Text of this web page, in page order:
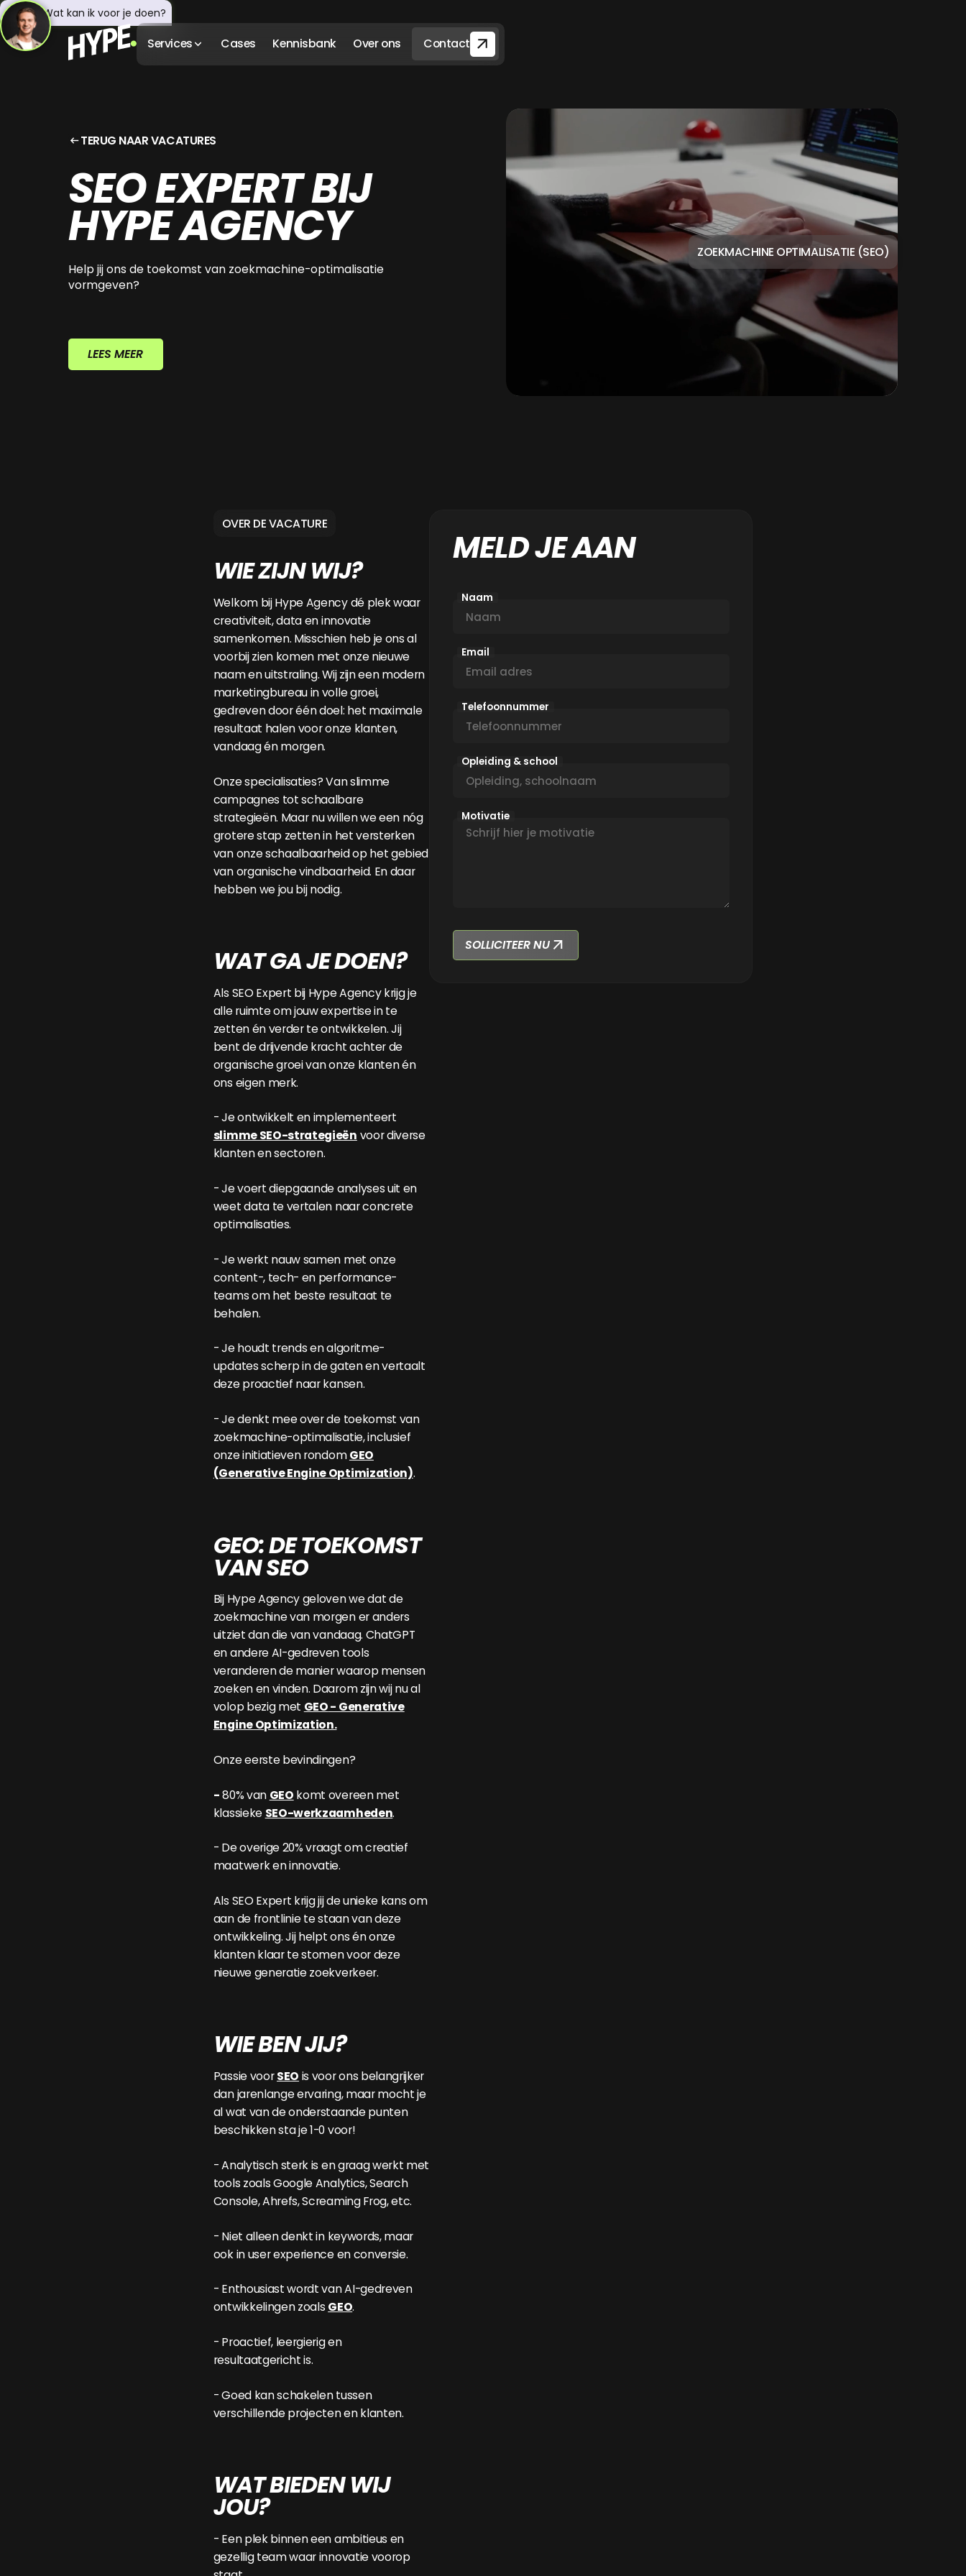
Hey! 👋 Wat kan ik voor je doen?
Services Cases Kennisbank Over ons Contact
TERUG NAAR VACATURES
SEO EXPERT BIJ
HYPE AGENCY
Help jij ons de toekomst van zoekmachine-optimalisatie
vormgeven?
LEES MEER
ZOEKMACHINE OPTIMALISATIE (SEO)
OVER DE VACATURE
WIE ZIJN WIJ?
Welkom bij Hype Agency dé plek waar
creativiteit, data en innovatie
samenkomen. Misschien heb je ons al
voorbij zien komen met onze nieuwe
naam en uitstraling. Wij zijn een modern
marketingbureau in volle groei,
gedreven door één doel: het maximale
resultaat halen voor onze klanten,
vandaag én morgen.
Onze specialisaties? Van slimme
campagnes tot schaalbare
strategieën. Maar nu willen we een nóg
grotere stap zetten in het versterken
van onze schaalbaarheid op het gebied
van organische vindbaarheid. En daar
hebben we jou bij nodig.
WAT GA JE DOEN?
Als SEO Expert bij Hype Agency krijg je
alle ruimte om jouw expertise in te
zetten én verder te ontwikkelen. Jij
bent de drijvende kracht achter de
organische groei van onze klanten én
ons eigen merk.
- Je ontwikkelt en implementeert
slimme SEO-strategieën voor diverse
klanten en sectoren.
- Je voert diepgaande analyses uit en
weet data te vertalen naar concrete
optimalisaties.
- Je werkt nauw samen met onze
content-, tech- en performance-
teams om het beste resultaat te
behalen.
- Je houdt trends en algoritme-
updates scherp in de gaten en vertaalt
deze proactief naar kansen.
- Je denkt mee over de toekomst van
zoekmachine-optimalisatie, inclusief
onze initiatieven rondomGEO
(Generative Engine Optimization).
GEO: DE TOEKOMST
VAN SEO
Bij Hype Agency geloven we dat de
zoekmachine van morgen er anders
uitziet dan die van vandaag. ChatGPT
en andere AI-gedreven tools
veranderen de manier waarop mensen
zoeken en vinden. Daarom zijn wij nu al
volop bezig met GEO- Generative
Engine Optimization.
Onze eerste bevindingen?
-80% van GEO komt overeen met
klassieke SEO-werkzaamheden.
- De overige 20% vraagt om creatief
maatwerk en innovatie.
Als SEO Expert krijg jij de unieke kans om
aan de frontlinie te staan van deze
ontwikkeling. Jij helpt ons én onze
klanten klaar te stomen voor deze
nieuwe generatie zoekverkeer.
WIE BEN JIJ?
Passie voorSEO is voor ons belangrijker
dan jarenlange ervaring, maar mocht je
al wat van de onderstaande punten
beschikken sta je 1-0 voor!
- Analytisch sterk is en graag werkt met
tools zoals Google Analytics, Search
Console, Ahrefs, Screaming Frog, etc.
- Niet alleen denkt in keywords, maar
ook in user experience en conversie.
- Enthousiast wordt van AI-gedreven
ontwikkelingen zoals GEO.
- Proactief, leergierig en
resultaatgericht is.
- Goed kan schakelen tussen
verschillende projecten en klanten.
WAT BIEDEN WIJ
JOU?
- Een plek binnen een ambitieus en
gezellig team waar innovatie voorop
MELD JE AAN
Naam
Email
Telefoonnummer
Opleiding & school
Motivatie
SOLLICITEER NU